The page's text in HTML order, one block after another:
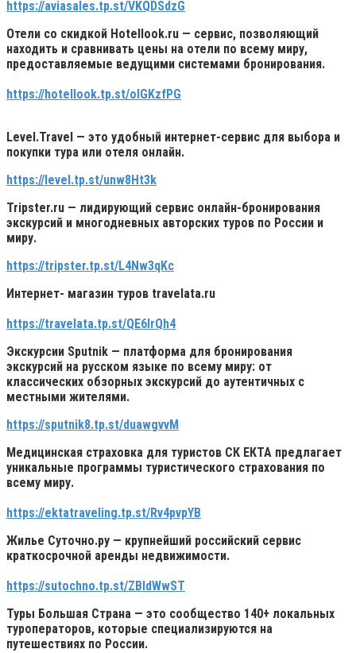
https://aviasales.tp.st/VKQDSdzG
Отели со скидкой Hotellook.ru — сервис, позволяющий
находить и сравнивать цены на отели по всему миру,
предоставляемые ведущими системами бронирования.
https://hotellook.tp.st/oIGKzfPG
Level.Travel — это удобный интернет-сервис для выбора и
покупки тура или отеля онлайн.
https://level.tp.st/unw8Ht3k
Tripster.ru — лидирующий сервис онлайн-бронирования
экскурсий и многодневных авторских туров по России и
миру.
https://tripster.tp.st/L4Nw3qKc
Интернет- магазин туров travelata.ru
https://travelata.tp.st/QE6IrQh4
Экскурсии Sputnik — платформа для бронирования
экскурсий на русском языке по всему миру: от
классических обзорных экскурсий до аутентичных с
местными жителями.
https://sputnik8.tp.st/duawgvvM
Медицинская страховка для туристов СК ЕКТА предлагает
уникальные программы туристического страхования по
всему миру.
https://ektatraveling.tp.st/Rv4pvpYB
Жилье Суточно.ру — крупнейший российский сервис
краткосрочной аренды недвижимости.
https://sutochno.tp.st/ZBIdWwST
Туры Большая Страна — это сообщество 140+ локальных
туроператоров, которые специализируются на
путешествиях по России.